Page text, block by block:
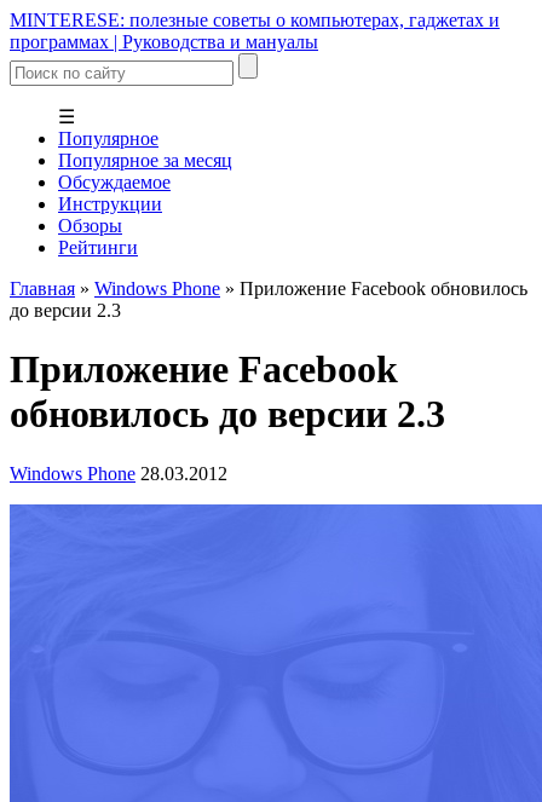
MINTERESE: полезные советы о компьютерах, гаджетах и
программах | Руководства и мануалы
☰
Популярное
Популярное за месяц
Обсуждаемое
Инструкции
Обзоры
Рейтинги
Главная » Windows Phone » Приложение Facebook обновилось
до версии 2.3
Приложение Facebook
обновилось до версии 2.3
Windows Phone 28.03.2012